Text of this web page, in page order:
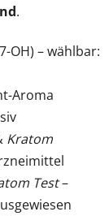
.
OH) – wählbar:
Aroma
Kratom
Test–